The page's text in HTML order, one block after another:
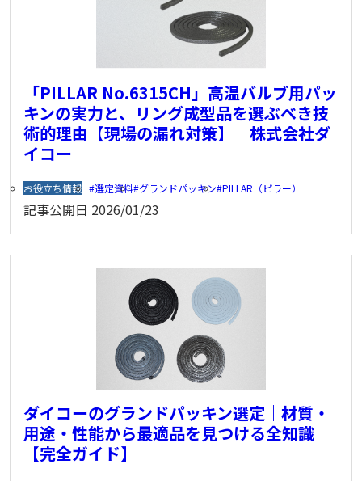
「PILLAR No.6315CH」高温バルブ用パッ
キンの実力と、リング成型品を選ぶべき技
術的理由【現場の漏れ対策】 株式会社ダ
イコー
お役立ち情報 選定資料 グランドパッキン PILLAR（ピラー）
記事公開日 2026/01/23
ダイコーのグランドパッキン選定｜材質・
用途・性能から最適品を見つける全知識
【完全ガイド】